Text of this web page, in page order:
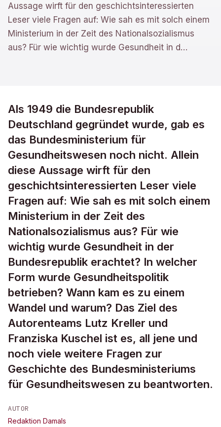
Aussage wirft für den geschichtsinteressierten
Leser viele Fragen auf: Wie sah es mit solch einem
Ministerium in der Zeit des Nationalsozialismus
aus? Für wie wichtig wurde Gesundheit in d…
Als 1949 die Bundesrepublik
Deutschland gegründet wurde, gab es
das Bundesministerium für
Gesundheitswesen noch nicht. Allein
diese Aussage wirft für den
geschichtsinteressierten Leser viele
Fragen auf: Wie sah es mit solch einem
Ministerium in der Zeit des
Nationalsozialismus aus? Für wie
wichtig wurde Gesundheit in der
Bundesrepublik erachtet? In welcher
Form wurde Gesundheitspolitik
betrieben? Wann kam es zu einem
Wandel und warum? Das Ziel des
Autorenteams Lutz Kreller und
Franziska Kuschel ist es, all jene und
noch viele weitere Fragen zur
Geschichte des Bundesministeriums
für Gesundheitswesen zu beantworten.
AUTOR
Redaktion Damals